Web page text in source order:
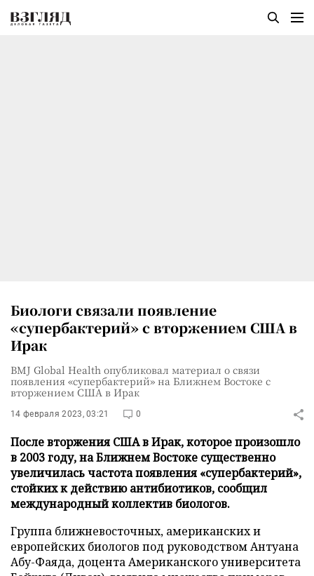
Биологи связали появление
«супербактерий» с вторжением США в
Ирак
BMJ Global Health опубликовал материал о связи
появления «супербактерий» на Ближнем Востоке с
вторжением США в Ирак
14 февраля 2023, 03:21 0
После вторжения США в Ирак, которое произошло
в 2003 году, на Ближнем Востоке существенно
увеличилась частота появления «супербактерий»,
стойких к действию антибиотиков, сообщил
международный коллектив биологов.
Группа ближневосточных, американских и
европейских биологов под руководством Антуана
Абу-Фаяда, доцента Американского университета